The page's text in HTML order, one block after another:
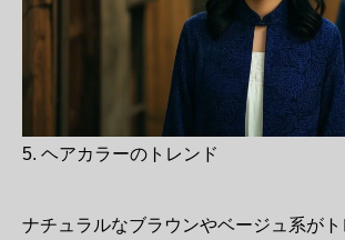
5. ヘアカラーのトレンド
ナチュラルなブラウンやベージュ系がト